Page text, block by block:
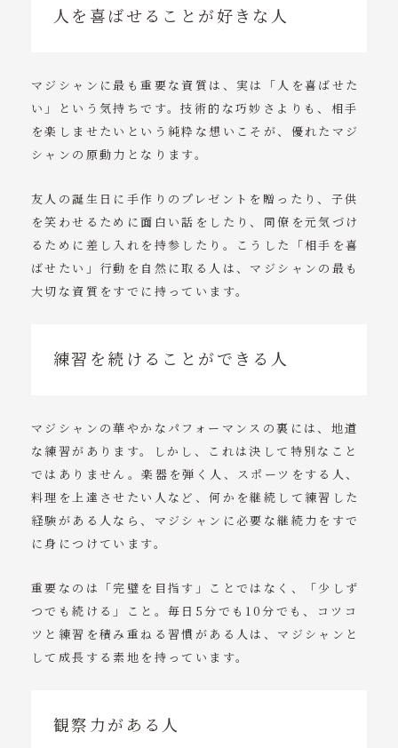
人を喜ばせることが好きな人
マジシャンに最も重要な資質は、実は「人を喜ばせた
い」という気持ちです。技術的な巧妙さよりも、相手
を楽しませたいという純粋な想いこそが、優れたマジ
シャンの原動力となります。
友人の誕生日に手作りのプレゼントを贈ったり、子供
を笑わせるために面白い話をしたり、同僚を元気づけ
るために差し入れを持参したり。こうした「相手を喜
ばせたい」行動を自然に取る人は、マジシャンの最も
大切な資質をすでに持っています。
練習を続けることができる人
マジシャンの華やかなパフォーマンスの裏には、地道
な練習があります。しかし、これは決して特別なこと
ではありません。楽器を弾く人、スポーツをする人、
料理を上達させたい人など、何かを継続して練習した
経験がある人なら、マジシャンに必要な継続力をすで
に身につけています。
重要なのは「完璧を目指す」ことではなく、「少しず
つでも続ける」こと。毎日5分でも10分でも、コツコ
ツと練習を積み重ねる習慣がある人は、マジシャンと
して成長する素地を持っています。
観察力がある人